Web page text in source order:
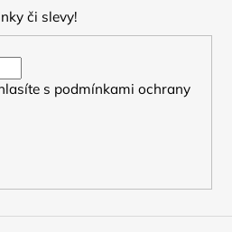
či slevy!
s podmínkami ochrany